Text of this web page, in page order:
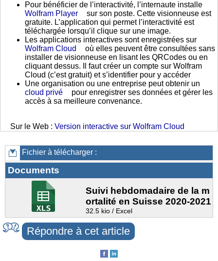
Pour bénéficier de l’interactivité, l’internaute installe
Wolfram Player
sur son poste. Cette visionneuse est
gratuite. L’application qui permet l’interactivité est
téléchargée lorsqu’il clique sur une image.
Les applications interactives sont enregistrées sur
Wolfram Cloud
où elles peuvent être consultées sans
installer de visionneuse en lisant les QRCodes ou en
cliquant dessus. Il faut créer un compte sur Wolfram
Cloud (c’est gratuit) et s’identifier pour y accéder
Une organisation ou une entreprise peut obtenir un
cloud privé
pour enregistrer ses données et gérer les
accès à sa meilleure convenance.
Sur le Web : Version interactive sur Wolfram Cloud
Fichier à télécharger :
Documents
Suivi hebdomadaire de la m
ortalité en Suisse 2020-2021
32.5 kio / Excel
Répondre à cet article